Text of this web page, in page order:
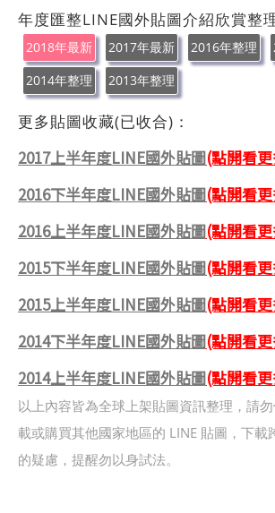
年度匯整LINE國外貼圖介紹欣賞整
2018年最新 2017年最新 2016年整理
2014年整理
2013年整理
更多貼圖收藏(已收合)：
2017上半年度LINE國外貼圖(點開看
2016下半年度LINE國外貼圖(點開看
2016上半年度LINE國外貼圖(點開看
2015下半年度LINE國外貼圖(點開看
2015上半年度LINE國外貼圖(點開看
2014下半年度LINE國外貼圖(點開看
2014上半年度LINE國外貼圖(點開看
以上內容皆為全球上架貼圖資訊整理，請
載或購買其他國家地區的 LINE 貼圖，下載
的疑慮，提醒勿以身試法。